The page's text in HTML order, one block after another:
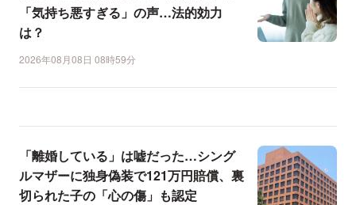
「気持ち悪すぎる」の声…法的効力
は？
2026年08月08日 08時59分
「離婚している」は嘘だった…シング
ルマザーに独身偽装で121万円賠償、裏
切られた子の「心の傷」も認定